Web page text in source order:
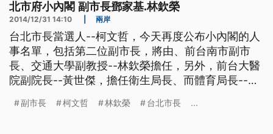
北市府小內閣 副市長鄧家基.林欽榮
2014/12/31 14:10 兩岸
台北市長當選人--柯文哲，今天再度公布小內閣的人
事名單，包括第二位副市長，將由、前台南市副市
長、交通大學副教授--林欽榮擔任，另外，前台大醫
院副院長--黃世傑，擔任衛生局長、而體育局長--楊
他說要讓台北市在八年內、超越新加坡。 喊出超越
副市長 柯文哲 林欽榮 台北市長 ...